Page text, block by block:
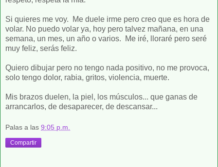
Si quieres me voy. Me duele irme pero creo que es hora de
volar. No puedo volar ya, hoy pero talvez mañana, en una
semana, un mes, un año o varios. Me iré, lloraré pero seré
muy feliz, serás feliz.
Quiero dibujar pero no tengo nada positivo, no me provoca,
solo tengo dolor, rabia, gritos, violencia, muerte.
Mis brazos duelen, la piel, los músculos... que ganas de
arrancarlos, de desaparecer, de descansar...
Palas a las 9:05 p.m.
Compartir